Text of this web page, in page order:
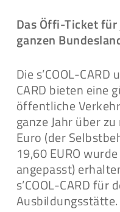
Das Öffi-Ticket
ganzen
Die s’COOL-CARD
CARD bieten eine
öffentliche
ganze Jahr über
Euro (der
19,60 EURO
angepasst)
s’COOL-CARD für